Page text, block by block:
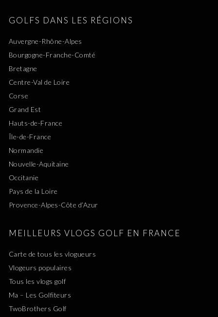
GOLFS DANS LES RÉGIONS
Auvergne-Rhône-Alpes
Bourgogne-Franche-Comté
Bretagne
Centre-Val de Loire
Corse
Grand Est
Hauts-de-France
Île-de-France
Normandie
Nouvelle-Aquitaine
Occitanie
Pays de la Loire
Provence-Alpes-Côte d’Azur
MEILLEURS VLOGS GOLF EN FRANCE
Carte de tous les vlogueurs
Vlogeurs populaires
Tous les vlogs golf
Ma – Les Golfiteurs
TwoBrothers Golf